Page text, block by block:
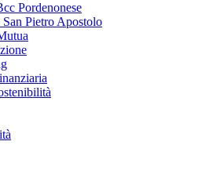
Pordenonese
Pietro Apostolo